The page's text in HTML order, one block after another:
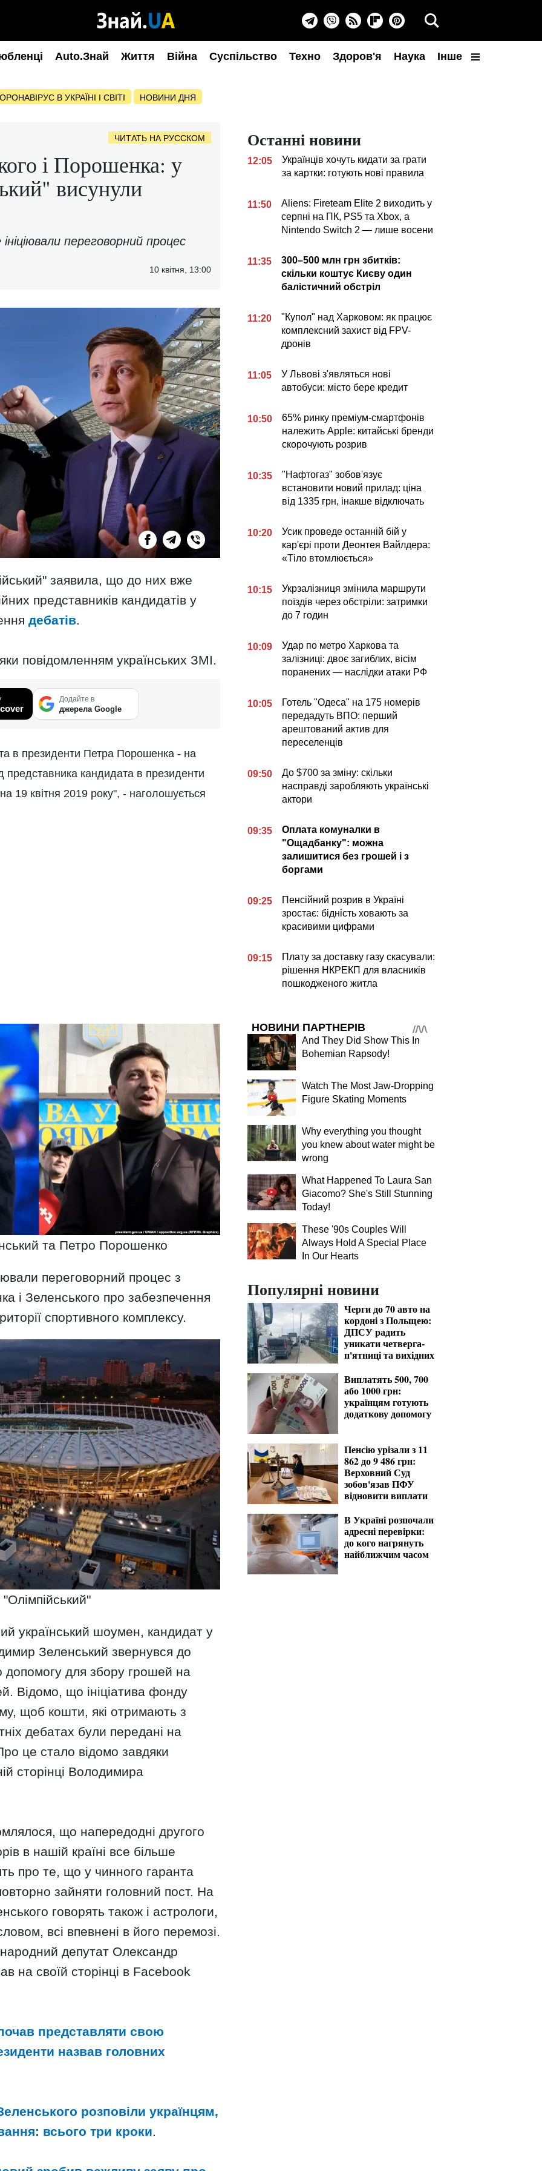
Auto.Знай Життя Війна Суспільство Техно Здоров'я Наука Інше
В УКРАЇНІ І СВІТІ НОВИНИ ДНЯ
ЧИТАТЬ НА РУССКОМ
і Порошенка: у
висунули
переговорний процес
10 квітня, 13:00
заявила, що до них вже
представників кандидатів у
дебатів.
повідомленням українських ЗМІ.
Додайте в
джерела Google
в президенти Петра Порошенка - на
представника кандидата в президенти
19 квітня 2019 року", - наголошується
та Петро Порошенко
переговорний процес з
і Зеленського про забезпечення
спортивного комплексу.
український шоумен, кандидат у
Зеленський звернувся до
допомогу для збору грошей на
Відомо, що ініціатива фонду
щоб кошти, які отримають з
дебатах були передані на
це стало відомо завдяки
сторінці Володимира
що напередодні другого
в нашій країні все більше
про те, що у чинного гаранта
зайняти головний пост. На
говорять також і астрологи,
всі впевнені в його перемозі.
депутат Олександр
на своїй сторінці в Facebook
представляти свою
назвав головних
розповіли українцям,
всього три кроки.
Останні новини
12:05
Українців хочуть кидати за грати
за картки: готують нові правила
11:50
Aliens: Fireteam Elite 2 виходить у
серпні на ПК, PS5 та Xbox, а
Nintendo Switch 2 — лише восени
11:35
300–500 млн грн збитків:
скільки коштує Києву один
балістичний обстріл
11:20
"Купол" над Харковом: як працює
комплексний захист від FPV-
дронів
11:05
У Львові з'являться нові
автобуси: місто бере кредит
10:50
65% ринку преміум-смартфонів
належить Apple: китайські бренди
скорочують розрив
10:35
"Нафтогаз" зобов'язує
встановити новий прилад: ціна
від 1335 грн, інакше відключать
10:20
Усик проведе останній бій у
кар'єрі проти Деонтея Вайлдера:
«Тіло втомлюється»
10:15
Укрзалізниця змінила маршрути
поїздів через обстріли: затримки
до 7 годин
10:09
Удар по метро Харкова та
залізниці: двоє загиблих, вісім
поранених — наслідки атаки РФ
10:05
Готель "Одеса" на 175 номерів
передадуть ВПО: перший
арештований актив для
переселенців
09:50
До $700 за зміну: скільки
насправді заробляють українські
актори
09:35
Оплата комуналки в
"Ощадбанку": можна
залишитися без грошей і з
боргами
09:25
Пенсійний розрив в Україні
зростає: бідність ховають за
красивими цифрами
09:15
Плату за доставку газу скасували:
рішення НКРЕКП для власників
пошкодженого житла
НОВИНИ ПАРТНЕРІВ
And They Did Show This In
Bohemian Rapsody!
Watch The Most Jaw‑Dropping
Figure Skating Moments
Why everything you thought
you knew about water might be
wrong
What Happened To Laura San
Giacomo? She's Still Stunning
Today!
These '90s Couples Will
Always Hold A Special Place
In Our Hearts
Популярні новини
Черги до 70 авто на
кордоні з Польщею:
ДПСУ радить
уникати четверга-
п'ятниці та вихідних
Виплатять 500, 700
або 1000 грн:
українцям готують
додаткову допомогу
Пенсію урізали з 11
862 до 9 486 грн:
Верховний Суд
зобов'язав ПФУ
відновити виплати
В Україні розпочали
адресні перевірки:
до кого нагрянуть
найближчим часом